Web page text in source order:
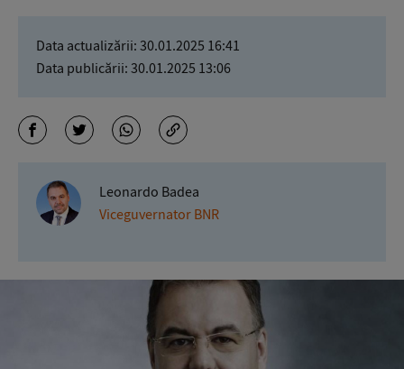
Data actualizării: 30.01.2025 16:41
Data publicării: 30.01.2025 13:06
Leonardo Badea
Viceguvernator BNR